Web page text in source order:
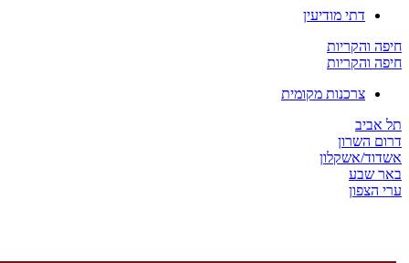
דתי מודיעין
והקריות
והקריות
צרכנות מקומית
אביב
השרון
אשקלון
שבע
הצפון